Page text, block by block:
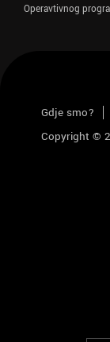
Operavtivnog
Gdje smo?
Copyright ©